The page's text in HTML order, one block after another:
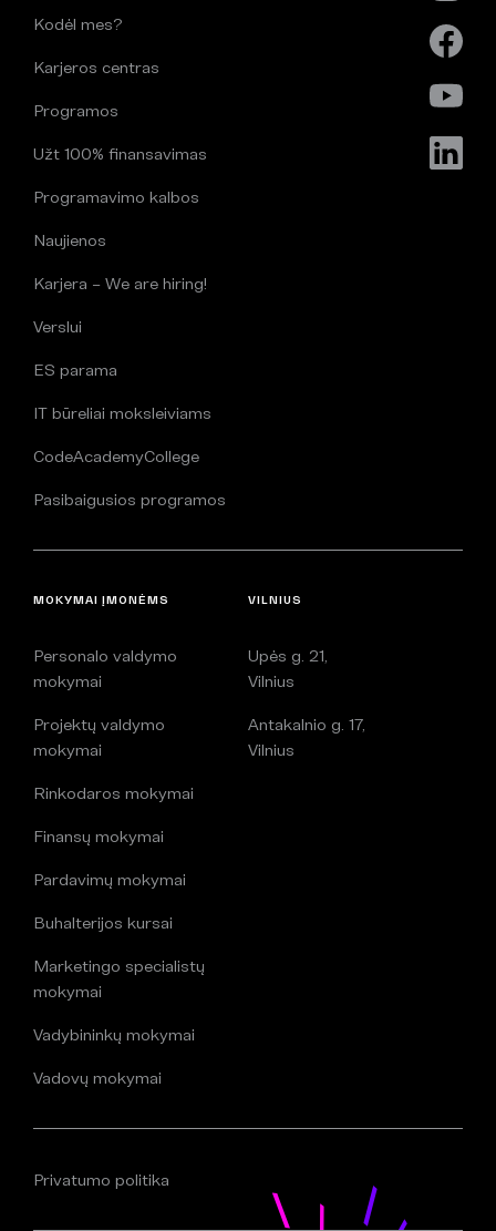
Kodėl mes?
Karjeros centras
Programos
Užt 100% finansavimas
Programavimo kalbos
Naujienos
Karjera – We are hiring!
Verslui
ES parama
IT būreliai moksleiviams
CodeAcademyCollege
Pasibaigusios programos
MOKYMAI ĮMONĖMS
Personalo valdymo
mokymai
Projektų valdymo
mokymai
Rinkodaros mokymai
Finansų mokymai
Pardavimų mokymai
Buhalterijos kursai
Marketingo specialistų
mokymai
Vadybininkų mokymai
Vadovų mokymai
VILNIUS
Upės g. 21,
Vilnius
Antakalnio g. 17,
Vilnius
Privatumo politika